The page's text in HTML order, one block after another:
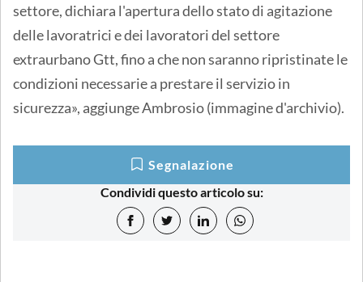
settore, dichiara l'apertura dello stato di agitazione
delle lavoratrici e dei lavoratori del settore
extraurbano Gtt, fino a che non saranno ripristinate le
condizioni necessarie a prestare il servizio in
sicurezza», aggiunge Ambrosio (immagine d'archivio).
Segnalazione
Condividi questo articolo su: